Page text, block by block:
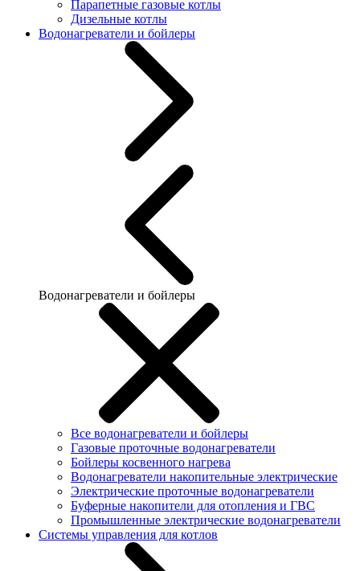
Парапетные газовые котлы
Дизельные котлы
Водонагреватели и бойлеры
Водонагреватели и бойлеры
Все водонагреватели и бойлеры
Газовые проточные водонагреватели
Бойлеры косвенного нагрева
Водонагреватели накопительные электрические
Электрические проточные водонагреватели
Буферные накопители для отопления и ГВС
Промышленные электрические водонагреватели
Системы управления для котлов